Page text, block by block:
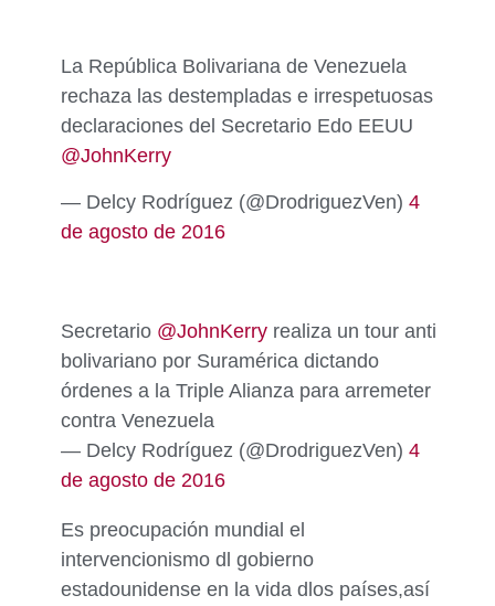
La República Bolivariana de Venezuela
rechaza las destempladas e irrespetuosas
declaraciones del Secretario Edo EEUU
@JohnKerry
— Delcy Rodríguez (@DrodriguezVen) 4
de agosto de 2016
Secretario @JohnKerry realiza un tour anti
bolivariano por Suramérica dictando
órdenes a la Triple Alianza para arremeter
contra Venezuela
— Delcy Rodríguez (@DrodriguezVen) 4
de agosto de 2016
Es preocupación mundial el
intervencionismo dl gobierno
estadounidense en la vida dlos países,así